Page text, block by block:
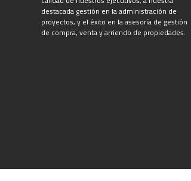
destacada gestión en la administración de
proyectos, y el éxito en la asesoría de gestión
de compra, venta y arriendo de propiedades.